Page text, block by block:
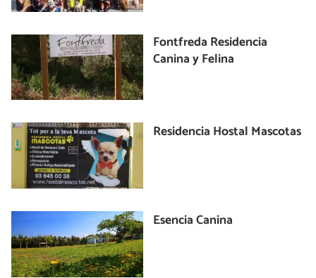
Fontfreda Residencia
Canina y Felina
Residencia Hostal Mascotas
Esencia Canina